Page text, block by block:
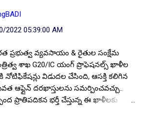
2022 05:39:00 AM
ప్రభుత్వ వ్యవసాయం & రైతుల సంక్షేమ
శాఖ G20/IC యంగ్ ప్రొఫెషనల్స్ ఖాళీల
నోటిఫికేషన్లు విడుదల చేసింది, ఆసక్తి కలిగిన
ఆఫ్లైన్ దరఖాస్తులను సమర్పించవచ్చు..
ప్రాతిపదికన భర్తీ చేస్తున్న ఈ ఖాళీలకు